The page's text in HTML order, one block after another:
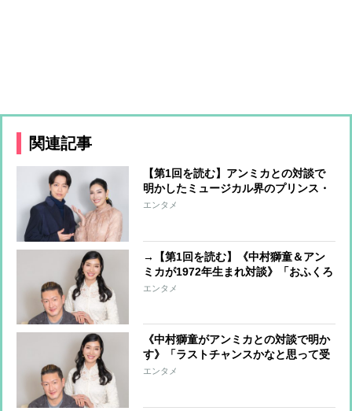
関連記事
【第1回を読む】アンミカとの対談で
明かしたミュージカル界のプリンス・
山崎育三郎が生まれるまで「シャイな
エンタメ
→【第1回を読む】《中村獅童＆アン
ミカが1972年生まれ対談》「おふくろ
の支えがなかったら、初舞台すら立て
エンタメ
《中村獅童がアンミカとの対談で明か
す》「ラストチャンスかなと思って受
けた」映画『ピンポン』秘話や大病の
エンタメ